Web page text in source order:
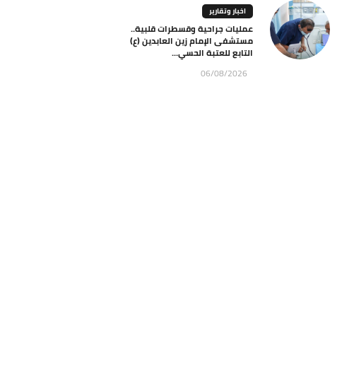
اخبار وتقارير
عمليات جراحية وقسطرات قلبية..
مستشفى الإمام زين العابدين (ع)
التابع للعتبة الحسي...
06/08/2026